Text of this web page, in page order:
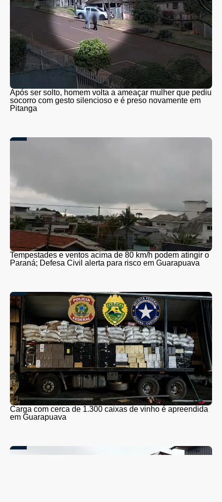
Após ser solto, homem volta a ameaçar mulher que pediu
socorro com gesto silencioso e é preso novamente em
Pitanga
Tempestades e ventos acima de 80 km/h podem atingir o
Paraná; Defesa Civil alerta para risco em Guarapuava
Carga com cerca de 1.300 caixas de vinho é apreendida
em Guarapuava